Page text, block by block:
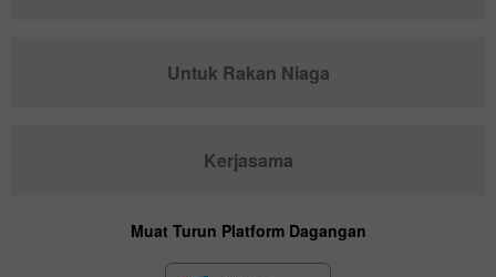
Untuk Rakan Niaga
Kerjasama
Muat Turun Platform Dagangan